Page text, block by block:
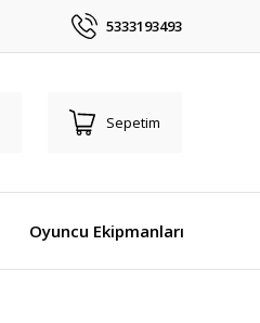
5333193493
Sepetim
Oyuncu Ekipmanları